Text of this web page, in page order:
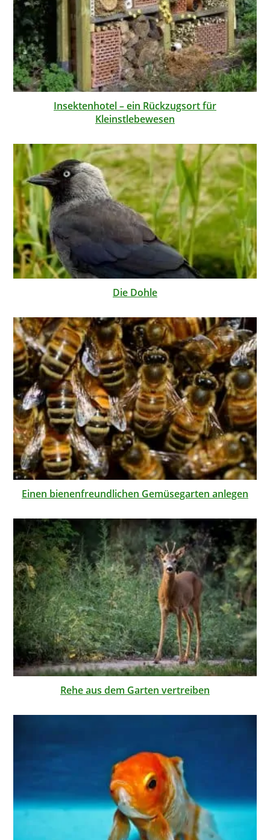
Insektenhotel – ein Rückzugsort für
Kleinstlebewesen
Die Dohle
Einen bienenfreundlichen Gemüsegarten anlegen
Rehe aus dem Garten vertreiben